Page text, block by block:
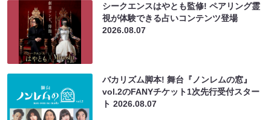
シークエンスはやとも監修! ペアリング霊
視が体験できる占いコンテンツ登場
2026.08.07
バカリズム脚本! 舞台『ノンレムの窓』
vol.2のFANYチケット1次先行受付スター
ト2026.08.07